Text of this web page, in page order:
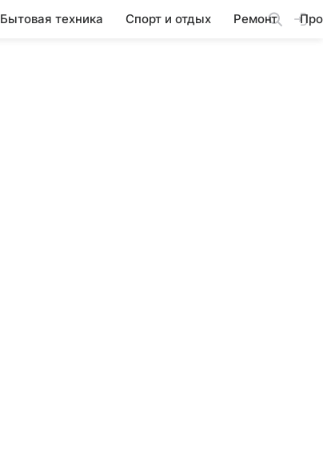
Бытовая техника Спорт и отдых Ремонт